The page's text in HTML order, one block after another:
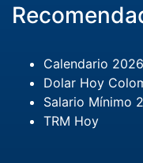
Calendario
Dolar Hoy
Salario Mínimo
TRM Hoy